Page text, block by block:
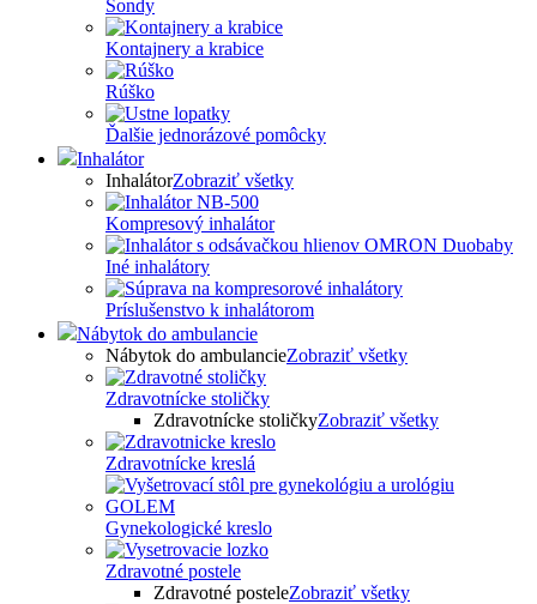
Sondy
Kontajnery a krabice
Rúško
Ďalšie jednorázové pomôcky
Inhalátor
InhalátorZobraziť všetky
Kompresový inhalátor
Iné inhalátory
Príslušenstvo k inhalátorom
Nábytok do ambulancie
Nábytok do ambulancieZobraziť všetky
Zdravotnícke stoličky
Zdravotnícke stoličkyZobraziť všetky
Zdravotnícke kreslá
Gynekologické kreslo
Zdravotné postele
Zdravotné posteleZobraziť všetky